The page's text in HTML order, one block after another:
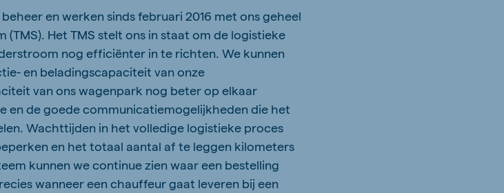
en werken sinds februari 2016 met ons geheel
Het TMS stelt ons in staat om de logistieke
nog efficiënter in te richten. We kunnen
en beladingscapaciteit van onze
van ons wagenpark nog beter op elkaar
en de goede communicatiemogelijkheden die het
Wachttijden in het volledige logistieke proces
en het totaal aantal af te leggen kilometers
kunnen we continue zien waar een bestelling
wanneer een chauffeur gaat leveren bij een